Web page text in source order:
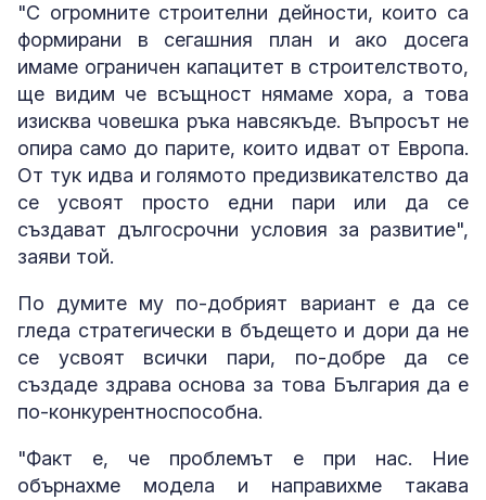
"С огромните строителни дейности, които са
формирани в сегашния план и ако досега
имаме ограничен капацитет в строителството,
ще видим че всъщност нямаме хора, а това
изисква човешка ръка навсякъде. Въпросът не
опира само до парите, които идват от Европа.
От тук идва и голямото предизвикателство да
се усвоят просто едни пари или да се
създават дългосрочни условия за развитие",
заяви той.
По думите му по-добрият вариант е да се
гледа стратегически в бъдещето и дори да не
се усвоят всички пари, по-добре да се
създаде здрава основа за това България да е
по-конкурентноспособна.
"Факт е, че проблемът е при нас. Ние
обърнахме модела и направихме такава